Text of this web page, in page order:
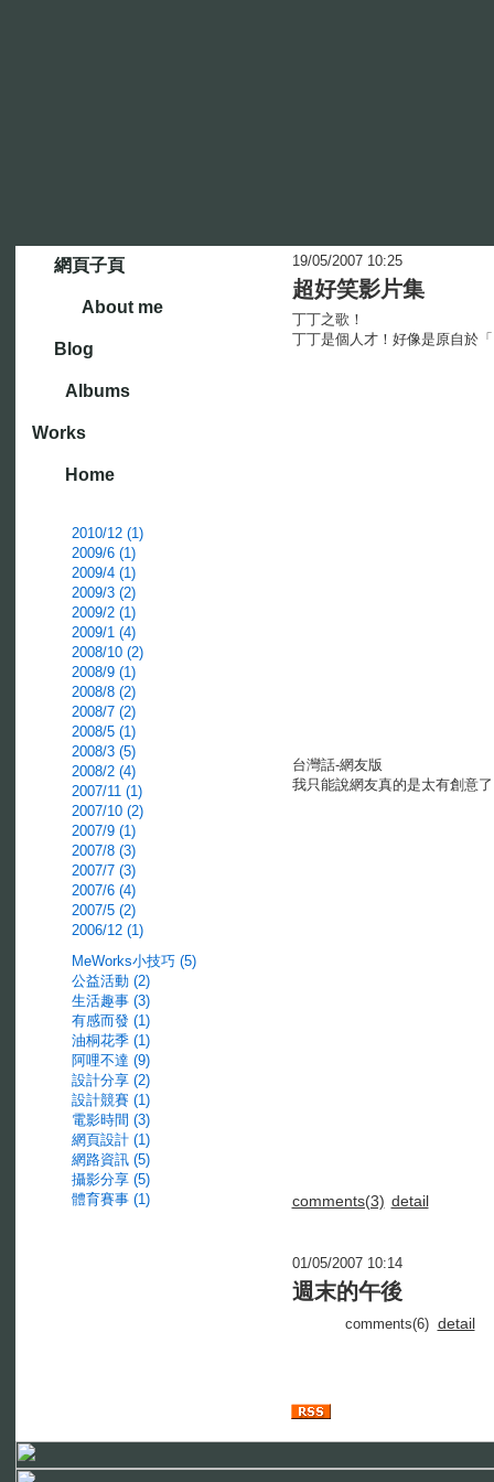
網頁子頁
About me
Blog
Albums
Works
Home
2010/12 (1)
2009/6 (1)
2009/4 (1)
2009/3 (2)
2009/2 (1)
2009/1 (4)
2008/10 (2)
2008/9 (1)
2008/8 (2)
2008/7 (2)
2008/5 (1)
2008/3 (5)
2008/2 (4)
2007/11 (1)
2007/10 (2)
2007/9 (1)
2007/8 (3)
2007/7 (3)
2007/6 (4)
2007/5 (2)
2006/12 (1)
MeWorks小技巧 (5)
公益活動 (2)
生活趣事 (3)
有感而發 (1)
油桐花季 (1)
阿哩不達 (9)
設計分享 (2)
設計競賽 (1)
電影時間 (3)
網頁設計 (1)
網路資訊 (5)
攝影分享 (5)
體育賽事 (1)
19/05/2007 10:25
超好笑影片集
丁丁之歌！
丁丁是個人才！好像是原自於
台灣話-網友版
我只能說網友真的是太有創意
comments(3) detail
01/05/2007 10:14
週末的午後
comments(6) detail